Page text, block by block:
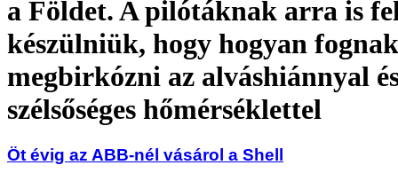
a Földet. A pilótáknak arra is
készülniük, hogy hogyan
megbirkózni az alváshiánnyal
szélsőséges hőmérséklettel
Öt évig az ABB-nél vásárol a Shell